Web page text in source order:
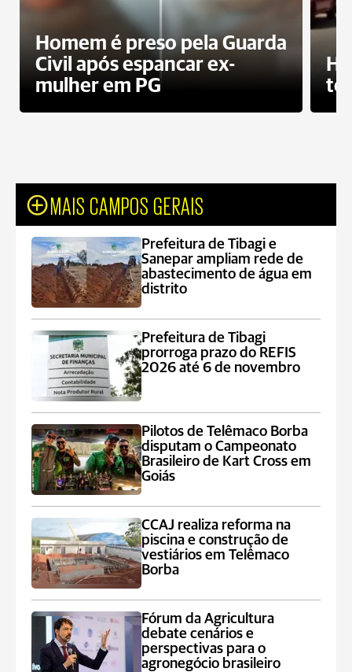
Homem é preso pela Guarda
Civil após espancar ex-
mulher em PG
MAIS CAMPOS GERAIS
Prefeitura de Tibagi e
Sanepar ampliam rede de
abastecimento de água em
distrito
Prefeitura de Tibagi
prorroga prazo do REFIS
2026 até 6 de novembro
Pilotos de Telêmaco Borba
disputam o Campeonato
Brasileiro de Kart Cross em
Goiás
CCAJ realiza reforma na
piscina e construção de
vestiários em Telêmaco
Borba
Fórum da Agricultura
debate cenários e
perspectivas para o
agronegócio brasileiro